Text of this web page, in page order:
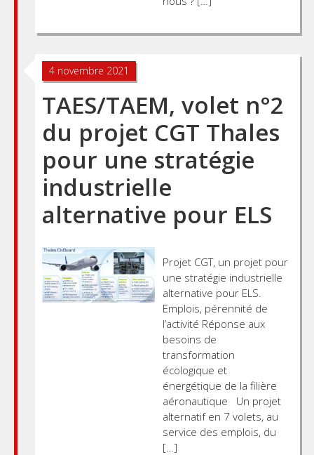
4 novembre 2021
TAES/TAEM, volet n°2
du projet CGT Thales
pour une stratégie
industrielle
alternative pour ELS
Projet CGT, un projet pour
une stratégie industrielle
alternative pour ELS.
Emplois, pérennité de
l’activité Réponse aux
besoins de
transformation
écologique et
énergétique de la filière
aéronautique Un projet
alternatif en 7 volets, au
service des emplois, du
[…]